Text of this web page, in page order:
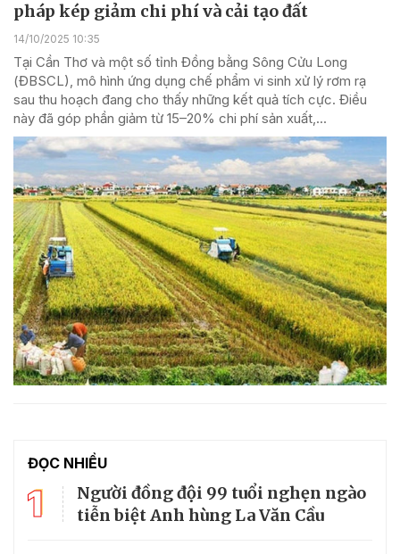
pháp kép giảm chi phí và cải tạo đất
14/10/2025 10:35
Tại Cần Thơ và một số tỉnh Đồng bằng Sông Cửu Long
(ĐBSCL), mô hình ứng dụng chế phẩm vi sinh xử lý rơm rạ
sau thu hoạch đang cho thấy những kết quả tích cực. Điều
này đã góp phần giảm từ 15–20% chi phí sản xuất,...
ĐỌC NHIỀU
1
Người đồng đội 99 tuổi nghẹn ngào
tiễn biệt Anh hùng La Văn Cầu